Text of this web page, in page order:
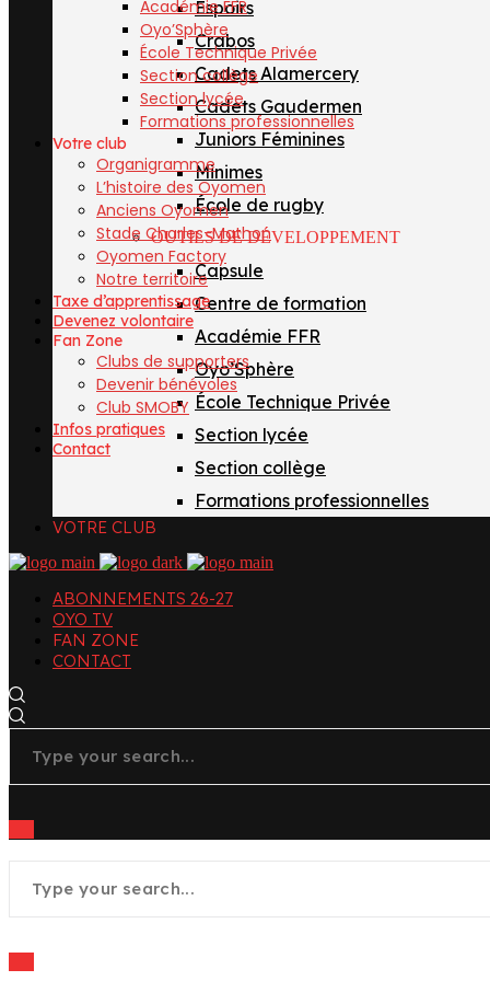
Espoirs
Crabos
Cadets Alamercery
Cadets Gaudermen
Juniors Féminines
Minimes
École de rugby
OUTILS DE DÉVELOPPEMENT
Capsule
Centre de formation
Académie FFR
Oyo’Sphère
École Technique Privée
Section lycée
Section collège
Formations professionnelles
VOTRE CLUB
ABONNEMENTS 26-27
OYO TV
FAN ZONE
CONTACT
Académie FFR
Oyo’Sphère
École Technique Privée
Section collège
Section lycée
Formations professionnelles
Votre club
Organigramme
L’histoire des Oyomen
Anciens Oyomen
Stade Charles-Mathon
Oyomen Factory
Notre territoire
Taxe d’apprentissage
Devenez volontaire
Fan Zone
Clubs de supporters
Devenir bénévoles
Club SMOBY
Infos pratiques
Contact